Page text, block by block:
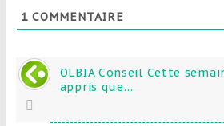
1COMMENTAIRE
OLBIA Conseil Cette
appris que…